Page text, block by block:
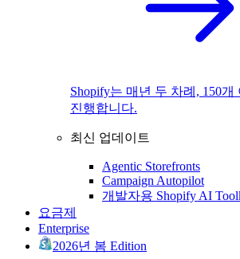
Shopify는 매년 두 차례, 150
진행합니다.
최신 업데이트
Agentic Storefronts
Campaign Autopilot
개발자용 Shopify AI
요금제
Enterprise
2026년 봄 Edition